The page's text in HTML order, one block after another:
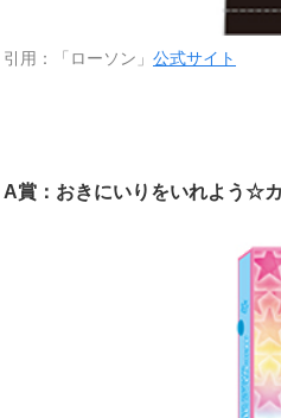
引用：「ローソン」 公式サイト
A賞：おきにいりをいれよう☆